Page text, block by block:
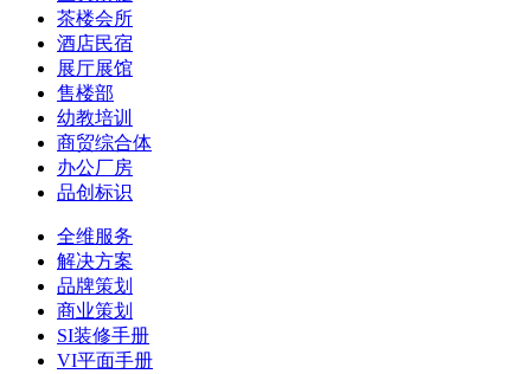
茶楼会所
酒店民宿
展厅展馆
售楼部
幼教培训
商贸综合体
办公厂房
品创标识
全维服务
解决方案
品牌策划
商业策划
SI装修手册
VI平面手册